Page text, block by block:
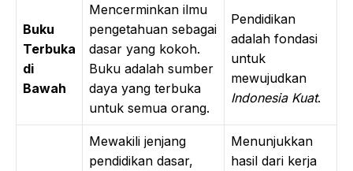
Buku
Terbuka
di
Bawah
Mencerminkan ilmu
pengetahuan sebagai
dasar yang kokoh.
Buku adalah sumber
daya yang terbuka
untuk semua orang.
Pendidikan
adalah fondasi
untuk
mewujudkan
Indonesia Kuat.
Mewakili jenjang
pendidikan dasar,
Menunjukkan
hasil dari kerja